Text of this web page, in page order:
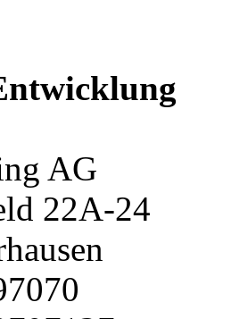
AG
22A-24